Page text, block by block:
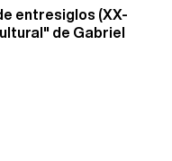
entresiglos (XX-
de Gabriel